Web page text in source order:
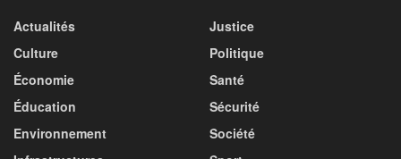
Actualités
Culture
Économie
Éducation
Environnement
Justice
Politique
Santé
Sécurité
Société